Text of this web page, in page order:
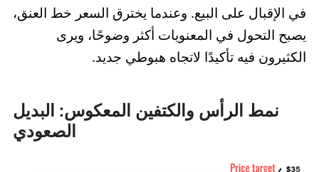
في الإقبال على البيع. وعندما يخترق السعر خط العنق،
يصبح التحول في المعنويات أكثر وضوحًا، ويرى
الكثيرون فيه تأكيدًا لاتجاه هبوطي جديد.
نمط الرأس والكتفين المعكوس: البديل
الصعودي